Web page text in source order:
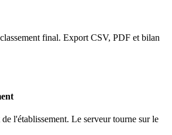
final. Export CSV, PDF et bilan
l'établissement. Le serveur tourne sur le